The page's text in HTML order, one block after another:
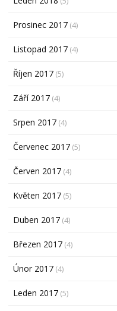
Prosinec 2017 (4)
Listopad 2017 (4)
Říjen 2017 (5)
Září 2017 (4)
Srpen 2017 (4)
Červenec 2017 (5)
Červen 2017 (4)
Květen 2017 (5)
Duben 2017 (4)
Březen 2017 (4)
Únor 2017 (4)
Leden 2017 (5)